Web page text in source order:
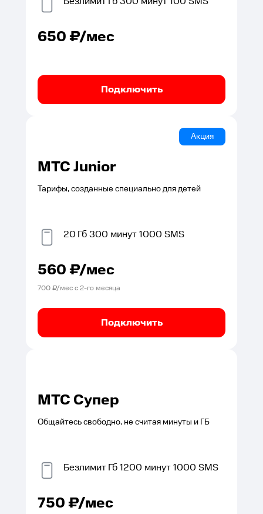
650₽/мес
Подключить
Акция
МТС Junior
Тарифы, созданные специально для детей
20 Гб300 минут1000 SMS
560₽/мес
700₽/мес с2-го месяца
Подключить
МТС Супер
Общайтесь свободно, не считая минуты и ГБ
БезлимитГб1200 минут1000 SMS
750₽/мес